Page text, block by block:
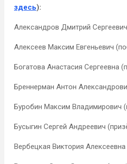
здесь):
Александров Дмитрий
Алексеев Максим Евгеньевич
Богатова Анастасия Сергеевна
Бреннерман Антон
Буробин Максим Владимирович
Бусыгин Сергей Андреевич
Вербецкая Виктория Алексеевна